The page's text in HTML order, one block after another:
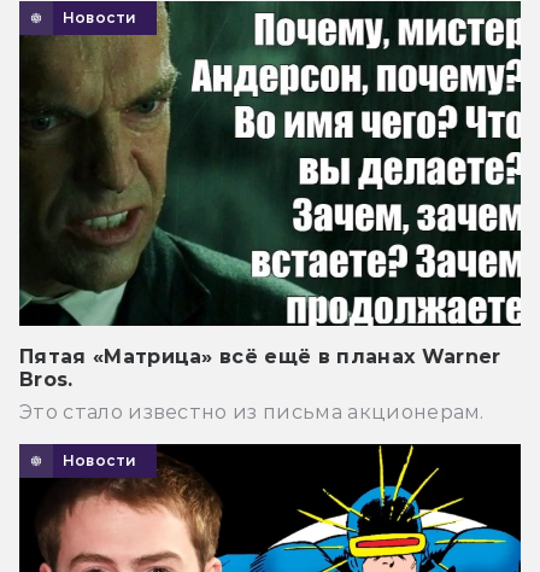
Новости
Пятая «Матрица» всё ещё в планах Warner
Bros.
Это стало известно из письма акционерам.
Новости